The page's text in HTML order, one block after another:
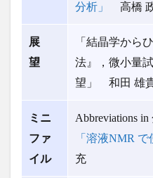
分析」
高橋
展
望
「結晶学から
法』， 微小量
望」 和田 雄
ミニ
ファ
イル
Abbreviations
「溶液NMR
充